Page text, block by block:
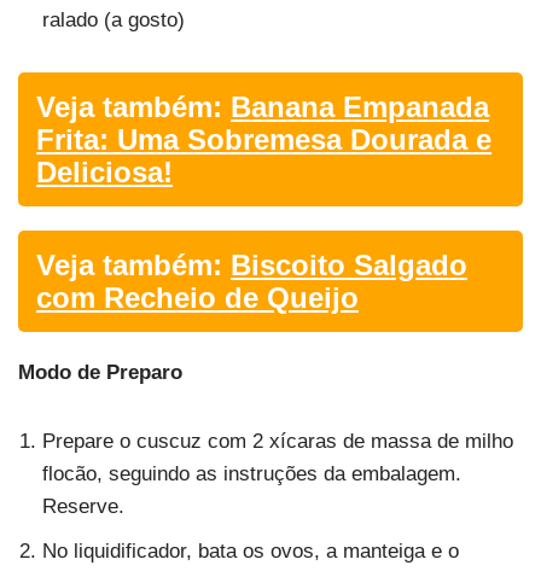
ralado (a gosto)
Veja também: Banana Empanada
Frita: Uma Sobremesa Dourada e
Deliciosa!
Veja também: Biscoito Salgado
com Recheio de Queijo
Modo de Preparo
Prepare o cuscuz com 2 xícaras de massa de milho
flocão, seguindo as instruções da embalagem.
Reserve.
No liquidificador, bata os ovos, a manteiga e o